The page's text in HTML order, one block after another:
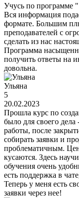
Учусь по программе
Вся информация
формате. Большим
преподавателей с
сделать из нас
Программа
получить ответы на
довольна.
Ульяна
5
20.02.2023
Прошла курс по
было для своего
работы, после
собирать заявки и
проблематичным.
кусаются. Здесь
обучения очень
есть поддержка в
Теперь у меня есть
заявки через нее!